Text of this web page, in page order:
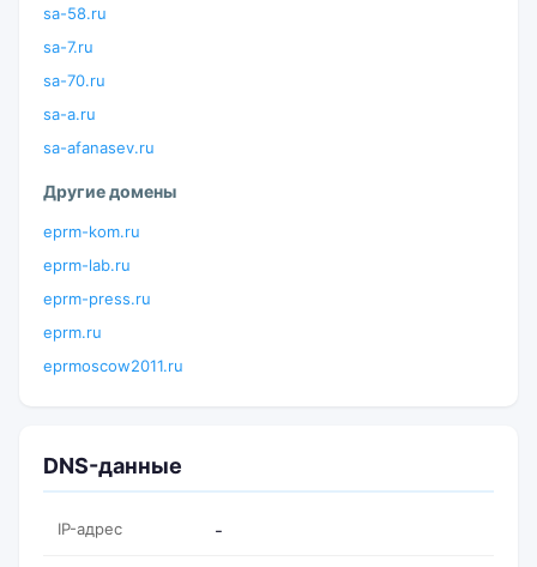
sa-58.ru
sa-7.ru
sa-70.ru
sa-a.ru
sa-afanasev.ru
Другие домены
eprm-kom.ru
eprm-lab.ru
eprm-press.ru
eprm.ru
eprmoscow2011.ru
DNS-данные
IP-адрес -